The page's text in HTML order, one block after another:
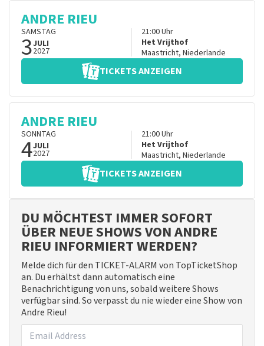
ANDRE RIEU
SAMSTAG
3JULI
2027
21:00Uhr
Het Vrijthof
Maastricht, Niederlande
TICKETS ANZEIGEN
ANDRE RIEU
SONNTAG
4JULI
2027
21:00Uhr
Het Vrijthof
Maastricht, Niederlande
TICKETS ANZEIGEN
DU MÖCHTEST IMMER SOFORT
ÜBER NEUE SHOWS VON ANDRE
RIEU INFORMIERT WERDEN?
Melde dich für den TICKET-ALARM von TopTicketShop
an. Du erhältst dann automatisch eine
Benachrichtigung von uns, sobald weitere Shows
verfügbar sind. So verpasst du nie wieder eine Show von
Andre Rieu!